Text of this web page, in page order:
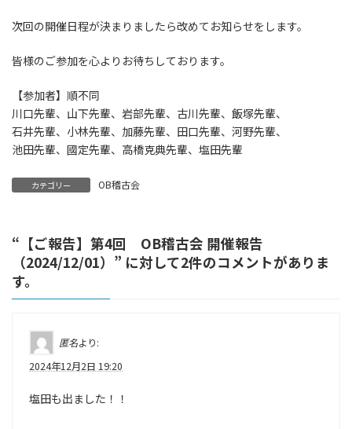
次回の開催日程が決まりましたら改めてお知らせをします。
皆様のご参加を心よりお待ちしております。
【参加者】順不同
川口先輩、山下先輩、岩部先輩、古川先輩、飯塚先輩、
石井先輩、小林先輩、加藤先輩、田口先輩、河野先輩、
池田先輩、國定先輩、高橋克典先輩、塩田先輩
カテゴリー OB稽古会
“ 【ご報告】第4回 OB稽古会 開催報告
（2024/12/01） ” に対して2件のコメントがありま
す。
匿名より:
2024年12月2日 19:20
塩田も出ました！！